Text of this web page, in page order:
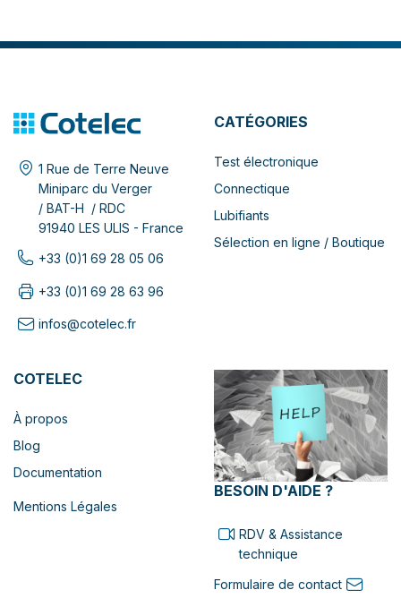
1 Rue de Terre Neuve
Miniparc du Verger
/ BAT-H / RDC
91940 LES ULIS - France
+33 (0)1 69 28 05 06
+33 (0)1 69 28 63 96
infos@cotelec.fr
CATÉGORIES
Test électronique
Connectique
Lubifiants
Sélection en ligne / Boutique
COTELEC
À propos
Blog
Documentation
Mentions Légales
BESOIN D'AIDE ?
RDV & Assistance
technique
Formulaire de contact